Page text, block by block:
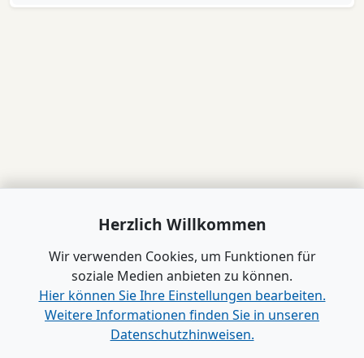
Herzlich Willkommen
Wir verwenden Cookies, um Funktionen für
soziale Medien anbieten zu können.
Hier können Sie Ihre Einstellungen bearbeiten.
Weitere Informationen finden Sie in unseren
Datenschutzhinweisen.